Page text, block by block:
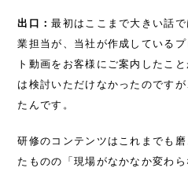
出口：最初はここまで大きい話
業担当が、当社が作成している
ト動画をお客様にご案内したこ
は検討いただけなかったのです
たんです。
研修のコンテンツはこれまでも
たものの「現場がなかなか変わ